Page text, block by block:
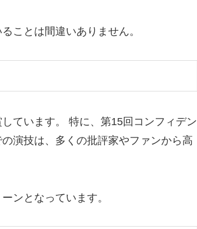
ことは間違いありません。
ています。 特に、第15回コンフィデン
演技は、多くの批評家やファンから高
ンとなっています。